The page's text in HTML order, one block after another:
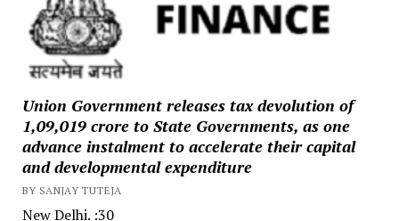
Union Government releases tax devolution of
₹1,09,019 crore to State Governments, as one
advance instalment to accelerate their capital
and developmental expenditure
BY SANJAY TUTEJA
New Delhi. :30